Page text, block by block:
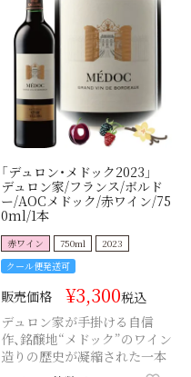
「デュロン・メドック2023」
デュロン家/フランス/ボルド
ー/AOCメドック/赤ワイン/75
0ml/1本
赤ワイン 750ml
2023
クール便発送可
販売価格 ¥3,300税込
デュロン家が手掛ける自信
作、銘醸地“メドック”のワイン
造りの歴史が凝縮された一本